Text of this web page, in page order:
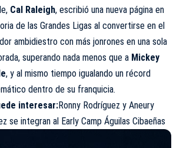
Cal Raleigh, escribió una nueva página en
de las Grandes Ligas al convertirse en el
ambidiestro con más jonrones en una sola
superando nada menos que a Mickey
, y al mismo tiempo igualando un récord
dentro de su franquicia.
interesar:Ronny Rodríguez y Aneury
se integran al Early Camp Águilas Cibaeñas